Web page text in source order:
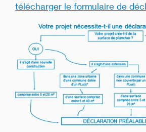
télécharger le formulaire de